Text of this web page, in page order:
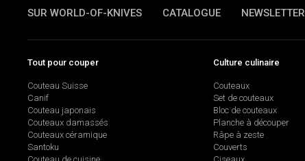
SUR WORLD-OF-KNIVES CATALOGUE NEWSLETTER
Tout pour couper
Couteau Suisse
Canif
Couteau japonais
Couteaux damassés
Couteaux céramique
Santoku
Culture culinaire
Couteaux
Set de couteaux
Bloc de couteaux
Planche à découper
Râpe à zeste
Couverts